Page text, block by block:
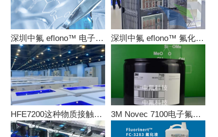
深圳中氟 eflono™ 电子氟化液全系列型 深圳中氟 eflono™ 氟化液五大核心场景
HFE7200这种物质接触到眼睛或皮肤会有什 3M Novec 7100电子氟化液是什么？